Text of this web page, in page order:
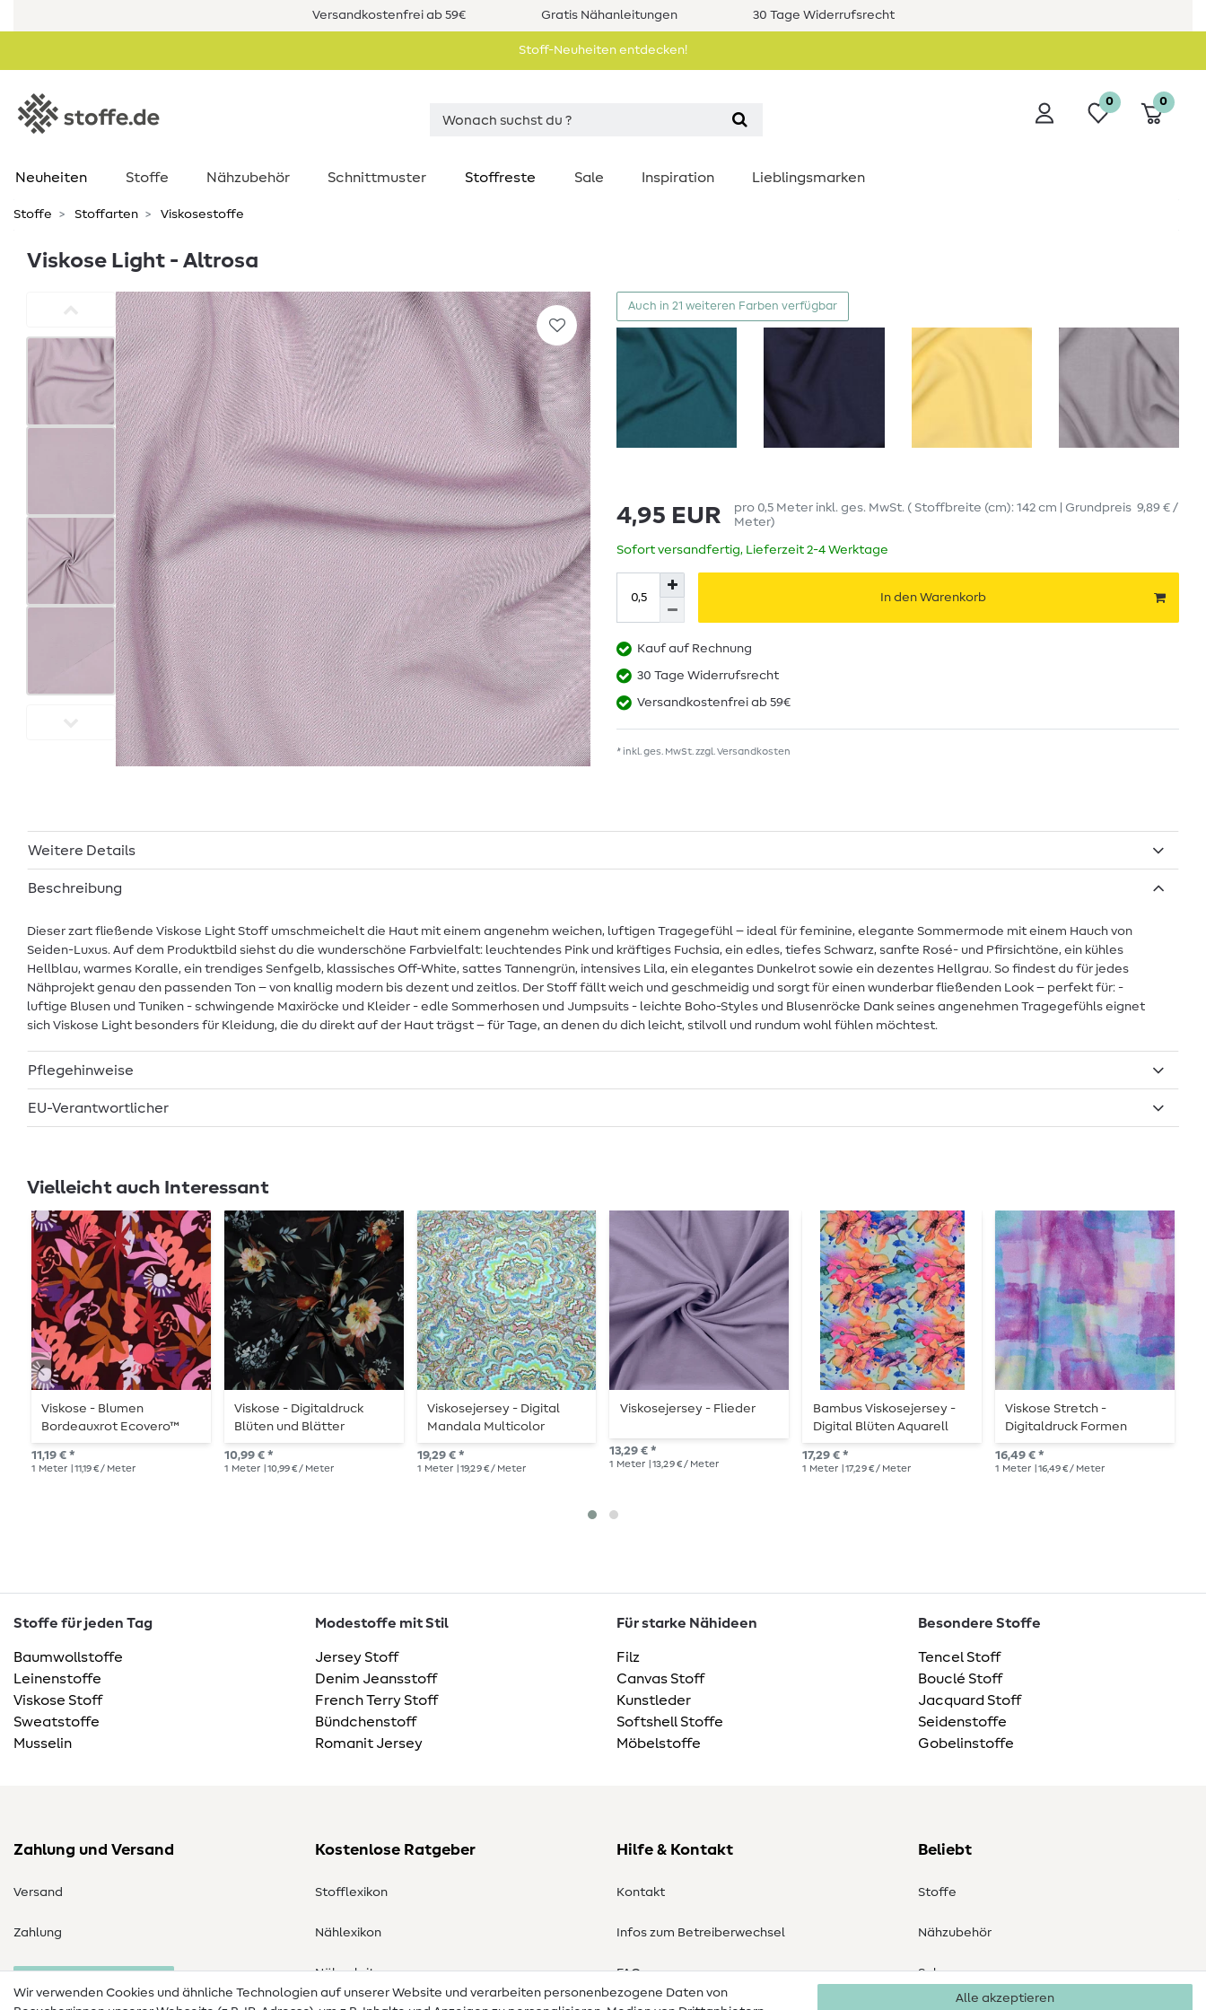
Versandkostenfrei ab 59€ Gratis Nähanleitungen 30 Tage Widerrufsrecht
Stoff-Neuheiten entdecken!
0 0
Neuheiten Stoffe Nähzubehör Schnittmuster Stoffreste Sale Inspiration Lieblingsmarken
Stoffe Stoffarten Viskosestoffe
Viskose Light - Altrosa
Auch in 21 weiteren Farben verfügbar
4,95 EUR pro 0,5 Meter inkl. ges. MwSt. ( Stoffbreite (cm): 142 cm | Grundpreis 9,89 € /
Meter)
Sofort versandfertig, Lieferzeit 2-4 Werktage
In den Warenkorb
Kauf auf Rechnung
30 Tage Widerrufsrecht
Versandkostenfrei ab 59€
* inkl. ges. MwSt. zzgl.Versandkosten
Weitere Details
Beschreibung
Dieser zart fließende Viskose Light Stoff umschmeichelt die Haut mit einem angenehm weichen, luftigen Tragegefühl – ideal für feminine, elegante Sommermode mit einem Hauch von
Seiden-Luxus. Auf dem Produktbild siehst du die wunderschöne Farbvielfalt: leuchtendes Pink und kräftiges Fuchsia, ein edles, tiefes Schwarz, sanfte Rosé- und Pfirsichtöne, ein kühles
Hellblau, warmes Koralle, ein trendiges Senfgelb, klassisches Off-White, sattes Tannengrün, intensives Lila, ein elegantes Dunkelrot sowie ein dezentes Hellgrau. So findest du für jedes
Nähprojekt genau den passenden Ton – von knallig modern bis dezent und zeitlos. Der Stoff fällt weich und geschmeidig und sorgt für einen wunderbar fließenden Look – perfekt für: -
luftige Blusen und Tuniken - schwingende Maxiröcke und Kleider - edle Sommerhosen und Jumpsuits - leichte Boho-Styles und Blusenröcke Dank seines angenehmen Tragegefühls eignet
sich Viskose Light besonders für Kleidung, die du direkt auf der Haut trägst – für Tage, an denen du dich leicht, stilvoll und rundum wohl fühlen möchtest.
Pflegehinweise
EU-Verantwortlicher
Vielleicht auch Interessant
Viskose - Blumen
Bordeauxrot Ecovero™
11,19 € *
1 Meter | 11,19 € / Meter
Viskose - Digitaldruck
Blüten und Blätter
Schwarz
10,99 € *
1 Meter | 10,99 € / Meter
Viskosejersey - Digital
Mandala Multicolor
19,29 € *
1 Meter | 19,29 € / Meter
Viskosejersey - Flieder
13,29 € *
1 Meter | 13,29 € / Meter
Bambus Viskosejersey -
Digital Blüten Aquarell
Mint
17,29 € *
1 Meter | 17,29 € / Meter
Viskose Stretch -
Digitaldruck Formen
Aquarell Hellblau
16,49 € *
1 Meter | 16,49 € / Meter
Stoffe für jeden Tag
Baumwollstoffe
Leinenstoffe
Viskose Stoff
Sweatstoffe
Musselin
Modestoffe mit Stil
Jersey Stoff
Denim Jeansstoff
French Terry Stoff
Bündchenstoff
Romanit Jersey
Für starke Nähideen
Filz
Canvas Stoff
Kunstleder
Softshell Stoffe
Möbelstoffe
Besondere Stoffe
Tencel Stoff
Bouclé Stoff
Jacquard Stoff
Seidenstoffe
Gobelinstoffe
Zahlung und Versand
Versand
Zahlung
Kostenlose Ratgeber
Stofflexikon
Nählexikon
Nähanleitungen
Hilfe & Kontakt
Kontakt
Infos zum Betreiberwechsel
FAQ
Beliebt
Stoffe
Nähzubehör
Sale
Wir verwenden Cookies und ähnliche Technologien auf unserer Website und verarbeiten personenbezogene Daten von
Alle akzeptieren